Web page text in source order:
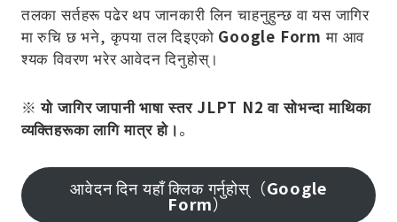
तलका सर्तहरू पढेर थप जानकारी लिन चाहनुहुन्छ वा यस जागिर
मा रुचि छ भने, कृपया तल दिइएको Google Form मा आव
श्यक विवरण भरेर आवेदन दिनुहोस्।
※ यो जागिर जापानी भाषा स्तर JLPT N2 वा सोभन्दा माथिका
व्यक्तिहरूका लागि मात्र हो।。
आवेदन दिन यहाँ क्लिक गर्नुहोस्（Google
Form）